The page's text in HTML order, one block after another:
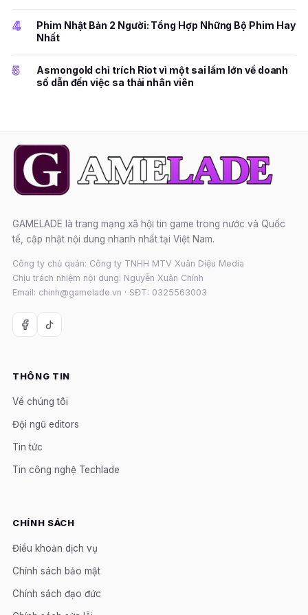
4
Phim Nhật Bản 2 Người: Tổng Hợp Những Bộ Phim Hay
Nhất
5
Asmongold chỉ trích Riot vì một sai lầm lớn về doanh
số dẫn đến việc sa thải nhân viên
GAMELADE là trang mạng xã hội tin game trong nước và Quốc
tế, cập nhật nội dung nhanh nhất tại Việt Nam.
Công ty chủ quản: Công ty TNHH MTV Xuân Diệu Media
Chịu trách nhiệm nội dung: Nguyễn Xuân Chính
Email: chinh@gamelade.vn · SĐT: 0325563003
THÔNG TIN
Về chúng tôi
Đội ngũ editors
Tin tức
Tin công nghệ Techlade
CHÍNH SÁCH
Điều khoản dịch vụ
Chính sách bảo mật
Chính sách đạo đức